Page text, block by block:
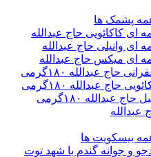
پشمک ها
ای کاکائویی حاج عبدالله
ای وانیلی حاج عبدالله
ای میکس حاج عبدالله
حاج عبدالله ۱۸۰گرمی
حاج عبدالله ۱۸۰گرمی
عبدالله ۱۸۰گرمی
بیسکویت ها
و جوانه گندم با شهد توت